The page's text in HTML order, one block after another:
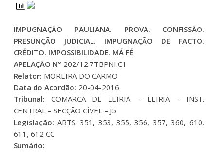
IMPUGNAÇÃO PAULIANA. PROVA. CONFISSÃO.
PRESUNÇÃO JUDICIAL. IMPUGNAÇÃO DE FACTO.
CRÉDITO. IMPOSSIBILIDADE. MÁ FÉ
APELAÇÃO Nº 202/12.7TBPNI.C1
Relator: MOREIRA DO CARMO
Data do Acordão: 20-04-2016
Tribunal: COMARCA DE LEIRIA – LEIRIA – INST.
CENTRAL – SECÇÃO CÍVEL – J5
Legislação: ARTS. 351, 353, 355, 356, 357, 360, 610,
611, 612 CC
Sumário: